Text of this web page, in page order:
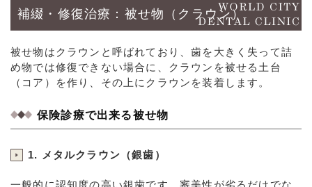
補綴・修復治療：被せ物（クラウン）
被せ物はクラウンと呼ばれており、歯を大きく失って詰
め物では修復できない場合に、クラウンを被せる土台
（コア）を作り、その上にクラウンを装着します。
保険診療で出来る被せ物
1. メタルクラウン（銀歯）
一般的に認知度の高い銀歯です。審美性が劣るだけでな